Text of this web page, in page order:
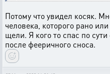
Потому что увидел косяк.
человека, которого рано
щели. Я кого то спас по
после фееричного сноса.